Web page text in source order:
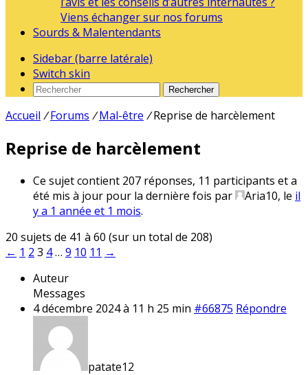
Viens échanger sur nos forums
Sourds & Malentendants
Sidebar (barre latérale)
Switch skin
Rechercher
Accueil / Forums / Mal-être / Reprise de harcèlement
Reprise de harcèlement
Ce sujet contient 207 réponses, 11 participants et a
été mis à jour pour la dernière fois par
Aria10, le il
y a 1 année et 1 mois.
20 sujets de 41 à 60 (sur un total de 208)
← 1 2 3 4… 9 10 11 →
Auteur
Messages
4 décembre 2024 à 11 h 25 min #66875 Répondre
patate12